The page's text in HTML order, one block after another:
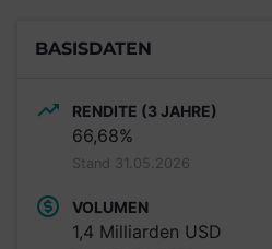
BASISDATEN
RENDITE (3 JAHRE)
66,68%
Stand 31.05.2026
VOLUMEN
1,4 Milliarden USD